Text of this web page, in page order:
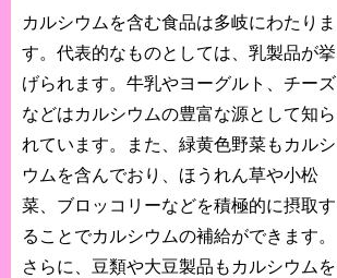
カルシウムを含む食品は多岐にわたりま
す。代表的なものとしては、乳製品が挙
げられます。牛乳やヨーグルト、チーズ
などはカルシウムの豊富な源として知ら
れています。また、緑黄色野菜もカルシ
ウムを含んでおり、ほうれん草や小松
菜、ブロッコリーなどを積極的に摂取す
ることでカルシウムの補給ができます。
さらに、豆類や大豆製品もカルシウムを